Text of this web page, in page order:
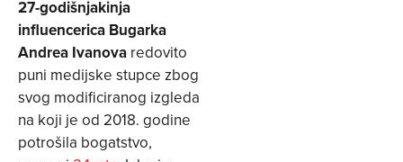
27-godišnjakinja
influencerica Bugarka
Andrea Ivanova redovito
puni medijske stupce zbog
svog modificiranog izgleda
na koji je od 2018. godine
potrošila bogatstvo,